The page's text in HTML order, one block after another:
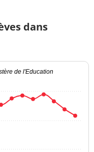
dans
de l'Education